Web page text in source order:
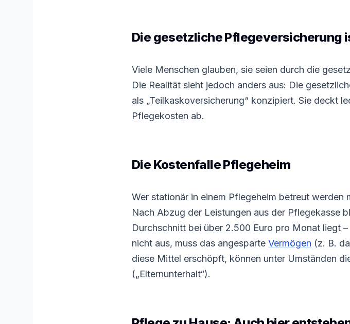
Die gesetzliche Pflegeversicherung
Viele Menschen glauben, sie seien durch die
Die Realität sieht jedoch anders aus: Die
als „Teilkaskoversicherung“ konzipiert. Sie deckt
Pflegekosten ab.
Die Kostenfalle Pflegeheim
Wer stationär in einem Pflegeheim betreut
Nach Abzug der Leistungen aus der Pflegekasse
Durchschnitt bei über 2.500 Euro pro Monat liegt
nicht aus, muss das angesparte Vermögen (z. B.
diese Mittel erschöpft, können unter Umständen
(„Elternunterhalt“).